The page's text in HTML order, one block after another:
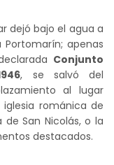
dejó bajo el agua a
apenas
Conjunto
, se salvó del
al lugar
románica de
San Nicolás, o la
destacados.